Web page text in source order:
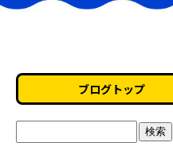
ブログトップ